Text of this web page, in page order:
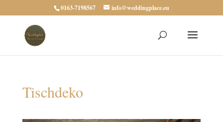
0163-7198567 info@weddingplace.eu
Tischdeko